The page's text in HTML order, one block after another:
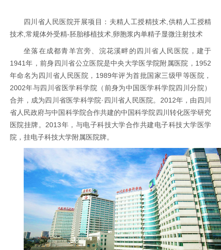
四川省人民医院开展项目：夫精人工授精技术,供精人工授精
技术,常规体外受精-胚胎移植技术,卵胞浆内单精子显微注射技术
坐落在成都青羊宫旁、浣花溪畔的四川省人民医院，建于
1941年，前身四川省公立医院是中央大学医学院附属医院，1952
年命名为四川省人民医院，1989年评为首批国家三级甲等医院，
2002年与四川省医学科学院（前身为中国医学科学院四川分院）
合并，成为四川省医学科学院·四川省人民医院。2012年，由四川
省人民政府与中国科学院合作共建的中国科学院四川转化医学研究
医院挂牌。2013年，与电子科技大学合作共建电子科技大学医学
院，挂电子科技大学附属医院牌。